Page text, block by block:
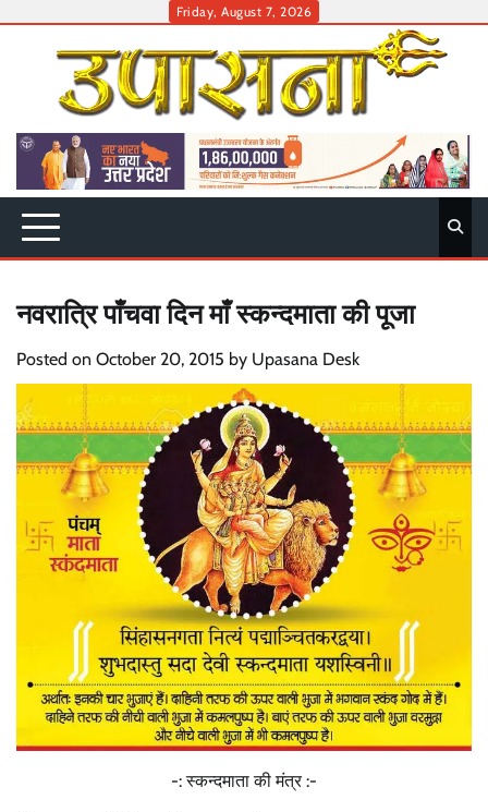
Friday, August 7, 2026
नवरात्रि पाँचवा दिन माँ स्कन्दमाता की पूजा
Posted on October 20, 2015 by Upasana Desk
-: स्कन्दमाता की मंत्र :-